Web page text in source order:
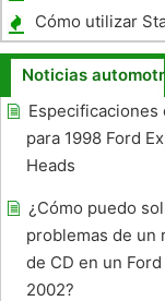
Cómo utilizar
Noticias
Especificaciones
para 1998 Ford
Heads
¿Cómo puedo
problemas de un
de CD en un
2002?